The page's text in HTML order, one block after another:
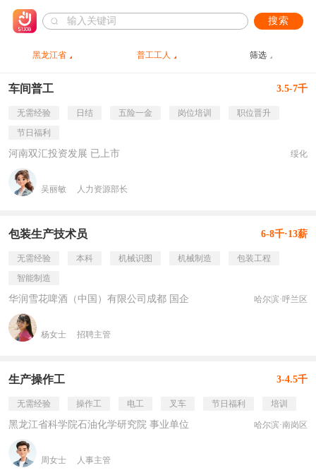
搜索
黑龙江省 普工工人 筛选
车间普工 3.5-7千
无需经验 日结 五险一金 岗位培训
职位晋升
节日福利
河南双汇投资发展 已上市 绥化
吴丽敏 人力资源部长
包装生产技术员 6-8千·13薪
无需经验 本科 机械识图 机械制造
包装工程
智能制造
华润雪花啤酒（中国）有限公司成都 国企 哈尔滨·呼兰区
杨女士 招聘主管
生产操作工 3-4.5千
无需经验 操作工 电工 叉车 节日福利 培训
黑龙江省科学院石油化学研究院 事业单位 哈尔滨·南岗区
周女士 人事主管